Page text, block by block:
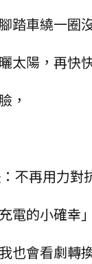
踏車繞一圈
太陽，再快
，
不再用力對
電的小確幸
也會看劇轉